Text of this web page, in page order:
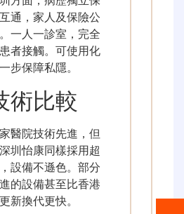
通，家人及保險公
一人一診室，完全
者接觸。可使用化
步保障私隱。
術比較
醫院技術先進，但
圳怡康同樣採用超
設備不遜色。部分
的設備甚至比香港
新換代更快。